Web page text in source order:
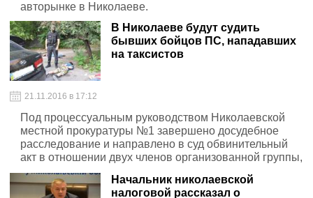
авторынке в Николаеве.
В Николаеве будут судить
бывших бойцов ПС, нападавших
на таксистов
21.11.2016 в 17:12
Под процессуальным руководством Николаевской
местной прокуратуры №1 завершено досудебное
расследование и направлено в суд обвинительный
акт в отношении двух членов организованной группы,
которые на территории города Николаева совершали
ряд тяжких и особо тяжких преступлений.
Начальник николаевской
налоговой рассказал о